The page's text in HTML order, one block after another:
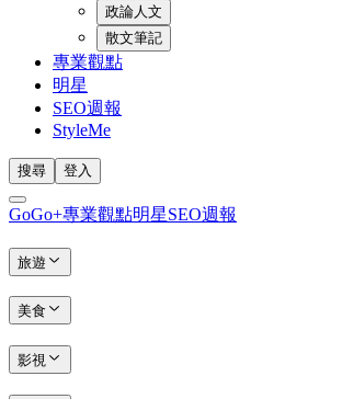
政論人文
散文筆記
專業觀點
明星
SEO週報
StyleMe
搜尋 登入
GoGo+專業觀點明星SEO週報
旅遊
美食
影視